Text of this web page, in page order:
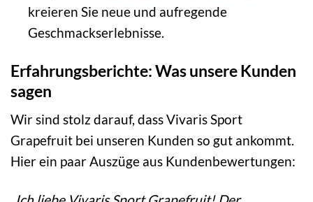
kreieren Sie neue und aufregende
Geschmackserlebnisse.
Erfahrungsberichte: Was unsere Kunden
sagen
Wir sind stolz darauf, dass Vivaris Sport
Grapefruit bei unseren Kunden so gut ankommt.
Hier ein paar Auszüge aus Kundenbewertungen: